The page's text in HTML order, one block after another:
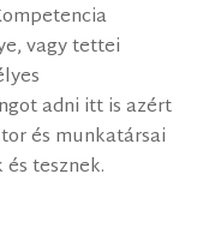
vagy tettei
adni itt is azért
és munkatársai
tesznek.